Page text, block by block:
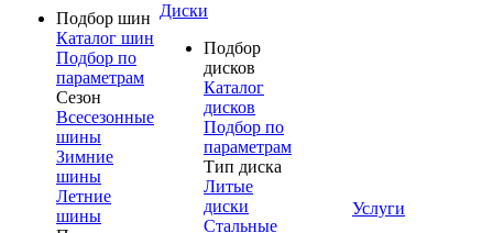
Подбор шин
Каталог шин
Подбор по
параметрам
Сезон
Всесезонные
шины
Зимние
шины
Летние
шины
Диски
Подбор
дисков
Каталог
дисков
Подбор по
параметрам
Тип диска
Литые
диски
Стальные
Услуги